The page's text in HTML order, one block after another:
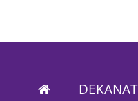
DEKANAT